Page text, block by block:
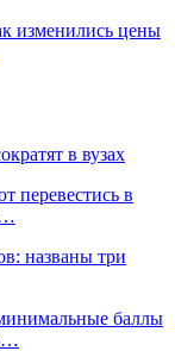
изменились цены
в вузах
перевестись в
названы три
баллы